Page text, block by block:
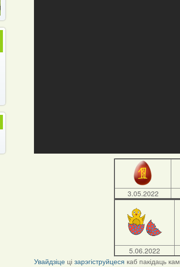
3.05.2022
5.06.2022
Увайдзіце цізарэгіструйцеся каб пакідаць